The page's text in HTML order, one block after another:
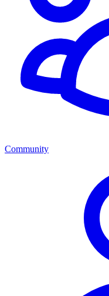
Community